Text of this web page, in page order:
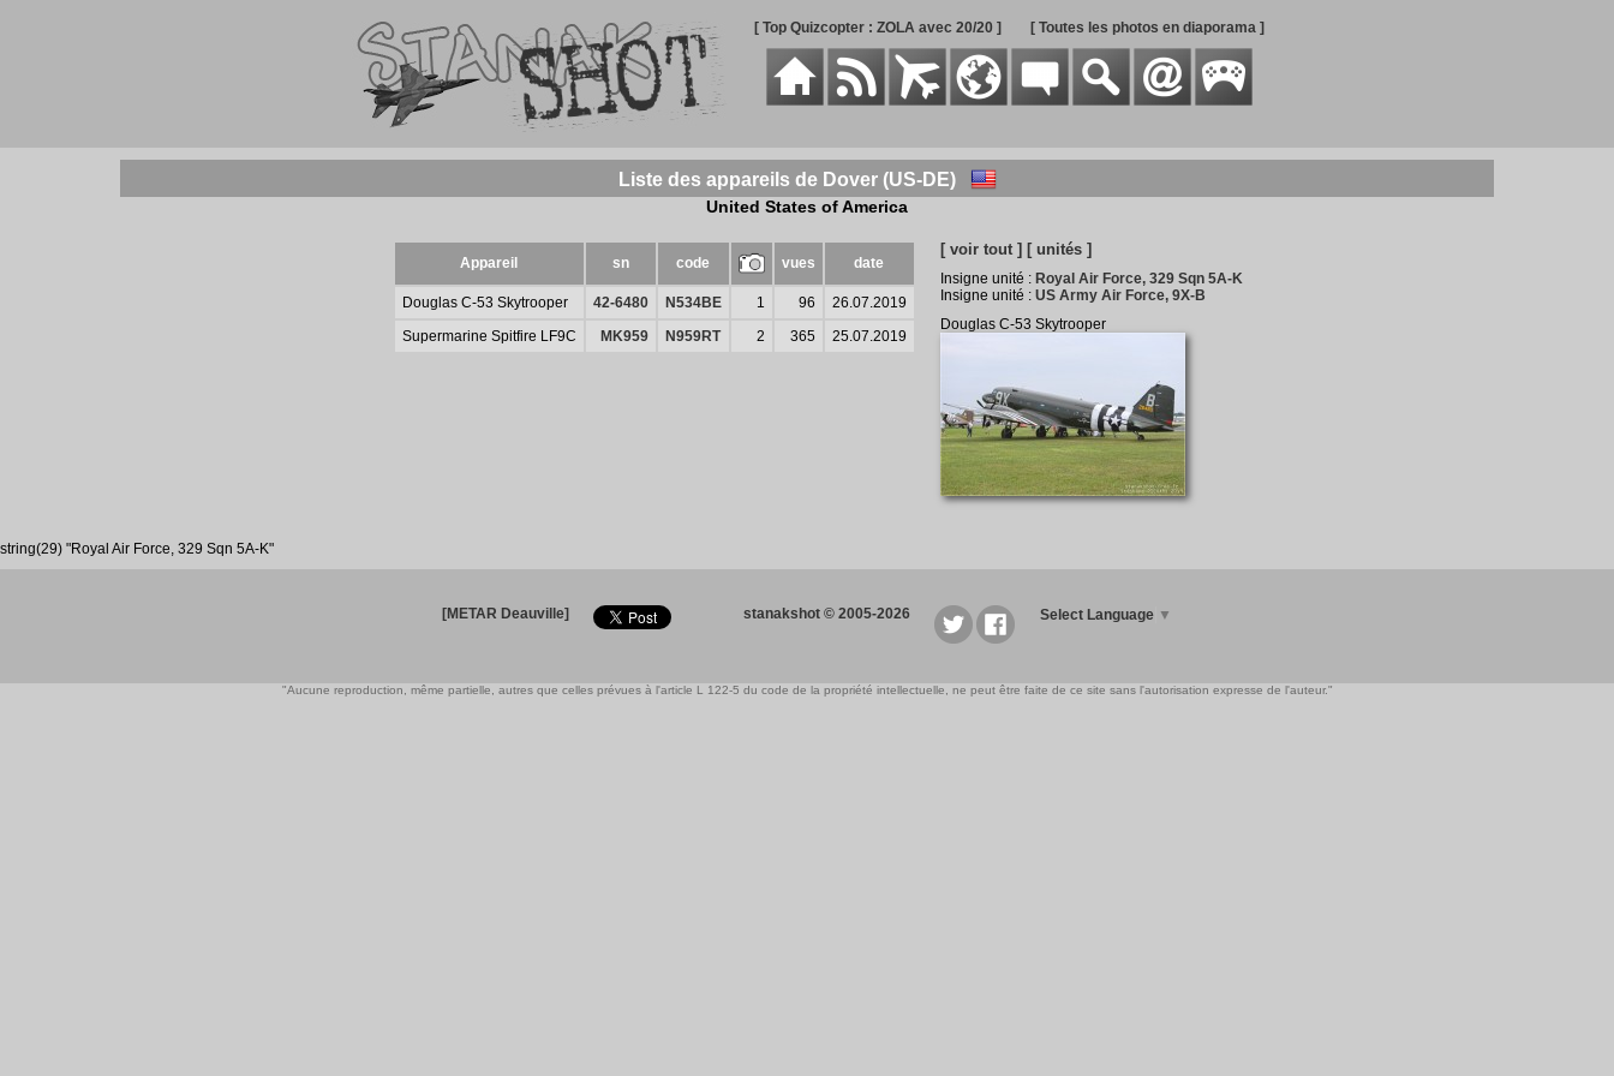
[ Top Quizcopter : ZOLA avec 20/20 ] [ Toutes les photos en diaporama ]
Liste des appareils de Dover (US-DE)
United States of America
Appareil sn code vues date
Douglas C-53 Skytrooper 42-6480 N534BE 1 96
26.07.2019
Supermarine Spitfire LF9C
MK959 N959RT 2 365 25.07.2019
[ voir tout ] [ unités ]
Insigne unité : Royal Air Force, 329 Sqn 5A-K
Insigne unité : US Army Air Force, 9X-B
Douglas C-53 Skytrooper
string(29) "Royal Air Force, 329 Sqn 5A-K"
[METAR Deauville] stanakshot © 2005-2026 Select Language ▼
"Aucune reproduction, même partielle, autres que celles prévues à l'article L 122-5 du code de la propriété intellectuelle, ne peut être faite de ce site sans l'autorisation expresse de l'auteur."